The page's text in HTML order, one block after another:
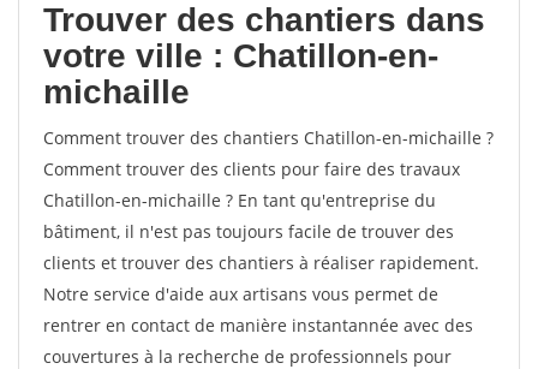
Trouver des chantiers dans
votre ville : Chatillon-en-
michaille
Comment trouver des chantiers Chatillon-en-michaille ?
Comment trouver des clients pour faire des travaux
Chatillon-en-michaille ? En tant qu'entreprise du
bâtiment, il n'est pas toujours facile de trouver des
clients et trouver des chantiers à réaliser rapidement.
Notre service d'aide aux artisans vous permet de
rentrer en contact de manière instantannée avec des
couvertures à la recherche de professionnels pour